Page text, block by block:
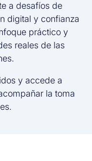
a desafíos de
digital y confianza
práctico y
reales de las
y accede a
la toma